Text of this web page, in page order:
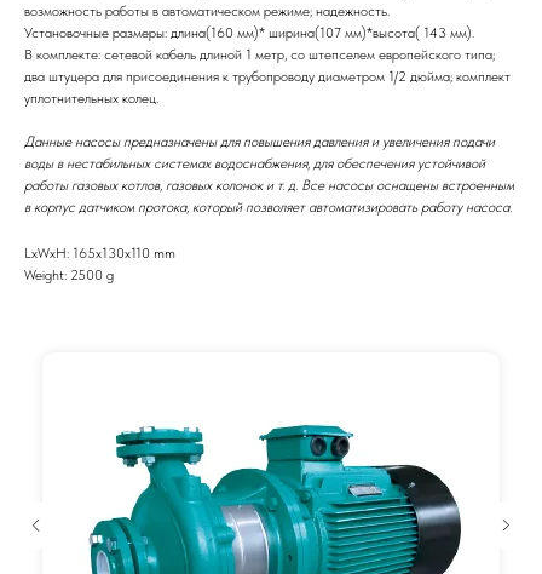
возможность работы в автоматическом режиме; надежность.
Установочные размеры: длина(160 мм)* ширина(107 мм)*высота( 143 мм).
В комплекте: сетевой кабель длиной 1 метр, со штепселем европейского типа;
два штуцера для присоединения к трубопроводу диаметром 1/2 дюйма; комплект
уплотнительных колец.
Данные насосы предназначены для повышения давления и увеличения подачи
воды в нестабильных системах водоснабжения, для обеспечения устойчивой
работы газовых котлов, газовых колонок и т. д. Все насосы оснащены встроенным
в корпус датчиком протока, который позволяет автоматизировать работу насоса.
LxWxH: 165x130x110 mm
Weight: 2500 g